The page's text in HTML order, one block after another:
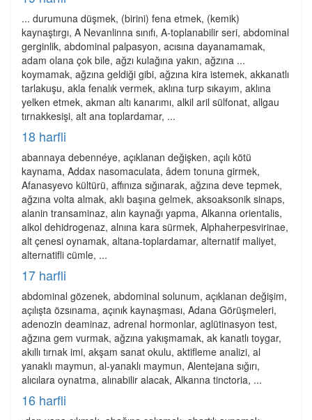
... durumuna düşmek, (birini) fena etmek, (kemik)
kaynaştırgı, A Nevanlinna sınıfı, A-toplanabilir seri, abdominal
gerginlik, abdominal palpasyon, acısına dayanamamak,
adam olana çok bile, ağzı kulağına yakın, ağzına ...
koymamak, ağzına geldiği gibi, ağzına kira istemek, akkanatlı
tarlakuşu, akla fenalık vermek, aklına turp sıkayım, aklına
yelken etmek, akman altı kanarımı, alkil aril sülfonat, allgau
tırnakkesişi, alt ana toplardamar, ...
18 harfli
abannaya debennéye, açıklanan değişken, açılı kötü
kaynama, Addax nasomaculata, âdem tonuna girmek,
Afanasyevo kültürü, affınıza sığınarak, ağzına deve tepmek,
ağzına volta almak, aklı başına gelmek, aksoaksonik sinaps,
alanin transaminaz, alın kaynağı yapma, Alkanna orientalis,
alkol dehidrogenaz, alnına kara sürmek, Alphaherpesvirinae,
alt çenesi oynamak, altana-toplardamar, alternatif maliyet,
alternatifli cümle, ...
17 harfli
abdominal gözenek, abdominal solunum, açıklanan değişim,
açılışta özsınama, açınık kaynaşması, Adana Görüşmeleri,
adenozin deaminaz, adrenal hormonlar, aglütinasyon test,
ağzına gem vurmak, ağzına yakışmamak, ak kanatlı toygar,
akıllı tırnak imi, akşam sanat okulu, aktifleme analizi, al
yanaklı maymun, al-yanaklı maymun, Alentejana sığırı,
alıcılara oynatma, alınabilir alacak, Alkanna tinctoria, ...
16 harfli